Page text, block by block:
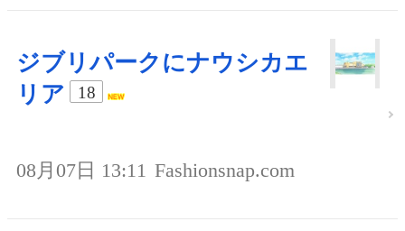
ジブリパークにナウシカエ
リア
18
08月07日 13:11 Fashionsnap.com